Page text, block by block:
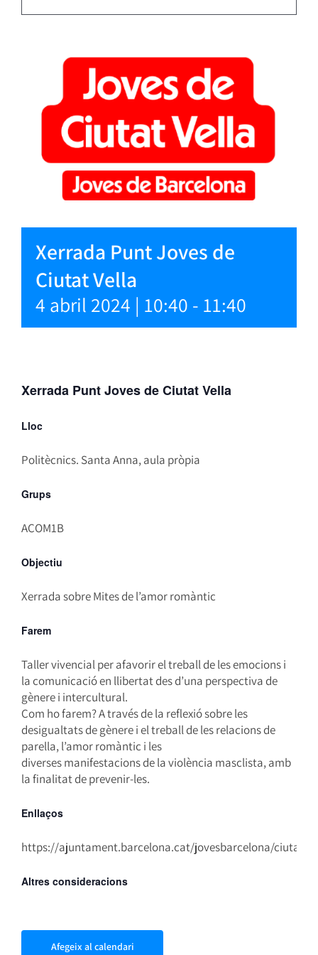
Xerrada Punt Joves de
Ciutat Vella
4 abril 2024 | 10:40 - 11:40
Xerrada Punt Joves de Ciutat Vella
Lloc
Politècnics. Santa Anna, aula pròpia
Grups
ACOM1B
Objectiu
Xerrada sobre Mites de l’amor romàntic
Farem
Taller vivencial per afavorir el treball de les emocions i
la comunicació en llibertat des d’una perspectiva de
gènere i intercultural.
Com ho farem? A través de la reflexió sobre les
desigualtats de gènere i el treball de les relacions de
parella, l’amor romàntic i les
diverses manifestacions de la violència masclista, amb
la finalitat de prevenir-les.
Enllaços
https://ajuntament.barcelona.cat/jovesbarcelona/
Altres consideracions
Afegeix al calendari